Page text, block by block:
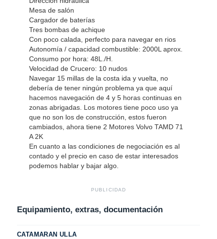
Mesa de salón
Cargador de baterías
Tres bombas de achique
Con poco calada, perfecto para navegar en rios
Autonomía / capacidad combustible: 2000L aprox.
Consumo por hora: 48L./H.
Velocidad de Crucero: 10 nudos
Navegar 15 millas de la costa ida y vuelta, no
debería de tener ningún problema ya que aquí
hacemos navegación de 4 y 5 horas continuas en
zonas abrigadas. Los motores tiene poco uso ya
que no son los de construcción, estos fueron
cambiados, ahora tiene 2 Motores Volvo TAMD 71
A 2K
En cuanto a las condiciones de negociación es al
contado y el precio en caso de estar interesados
podemos hablar y bajar algo.
PUBLICIDAD
Equipamiento, extras, documentación
CATAMARAN ULLA